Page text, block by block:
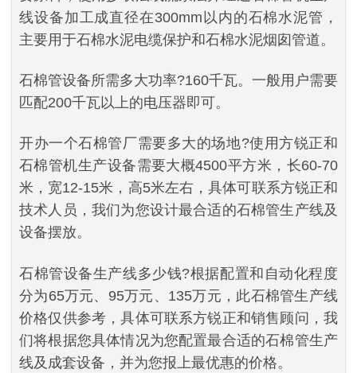
线设备加工成直径在300mm以内的石棉水泥管，
主要用于石棉水泥电缆保护和石棉水泥烟囱管道。
石棉管设备所需多大功率?160千瓦。一般用户需要
匹配200千瓦以上的电压器即可。
开办一个石棉管厂需要多大的场地?使用方锐正和
石棉管机生产设备需要大概4500平方米，长60-70
米，宽12-15米，高5米左右，具体可联系方锐正和
技术人员，我们为您设计最合适的石棉管生产线及
设备摆放。
石棉管设备生产线多少钱?根据配置和自动化程度
分为65万元、95万元、135万元，此石棉管生产线
价格仅供参考，具体可联系方锐正和销售顾问，我
们将根据您具体情况为您配置最合适的石棉管生产
线及成套设备，并为您报上最优惠的价格。